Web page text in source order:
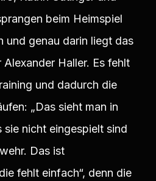
beim Heimspiel
und genau darin liegt das
Haller. Es fehlt
und dadurch die
„Das sieht man in
sie nicht eingespielt sind
Das ist
fehlt einfach“, denn die